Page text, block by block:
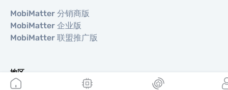
MobiMatter 分销商版
MobiMatter 企业版
MobiMatter 联盟推广版
地区